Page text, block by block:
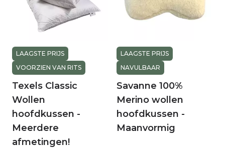
LAAGSTE PRIJS
VOORZIEN VAN RITS
Texels Classic
Wollen
hoofdkussen -
Meerdere
afmetingen!
LAAGSTE PRIJS
NAVULBAAR
Savanne 100%
Merino wollen
hoofdkussen -
Maanvormig